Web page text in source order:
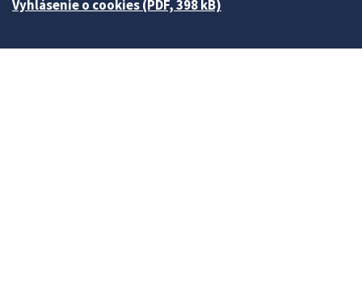
Vyhlásenie o cookies (PDF, 398 kB)